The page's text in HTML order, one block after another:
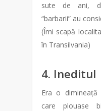
sute de ani,
“barbarii” au
(Îmi scapă
în Transilvania)
4. Ineditul
Era o
care plouase